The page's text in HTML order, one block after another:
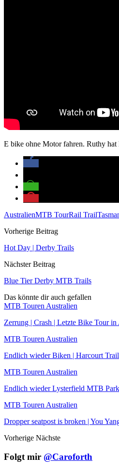
E bike ohne Motor fahren. Ruthy
AustralienMTB TourRail Trail
Vorherige Beitrag
Hot Day | Derby Trails
Nächster Beitrag
Blue Tier Derby MTB Trails
Das könnte dir auch gefallen
MTB Touren Australien
Zerrung | Crash | Letzte Bike Tour in
MTB Touren Australien
Endlich wieder Biken | Harcourt
MTB Touren Australien
Endlich wieder Lysterfield MTB Park
MTB Touren Australien
Dropper seatpost is broken | You
Vorherige Nächste
Folgt mir @Caroforth